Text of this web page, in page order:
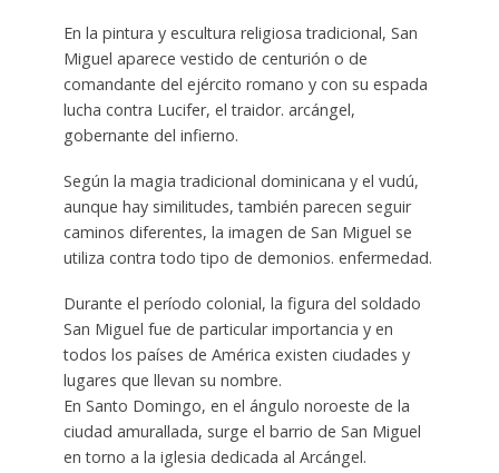
En la pintura y escultura religiosa tradicional, San
Miguel aparece vestido de centurión o de
comandante del ejército romano y con su espada
lucha contra Lucifer, el traidor. arcángel,
gobernante del infierno.
Según la magia tradicional dominicana y el vudú,
aunque hay similitudes, también parecen seguir
caminos diferentes, la imagen de San Miguel se
utiliza contra todo tipo de demonios. enfermedad.
Durante el período colonial, la figura del soldado
San Miguel fue de particular importancia y en
todos los países de América existen ciudades y
lugares que llevan su nombre.
En Santo Domingo, en el ángulo noroeste de la
ciudad amurallada, surge el barrio de San Miguel
en torno a la iglesia dedicada al Arcángel.